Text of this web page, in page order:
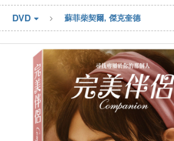
周杰伦
DVD 蘇菲柴契爾, 傑克奎德